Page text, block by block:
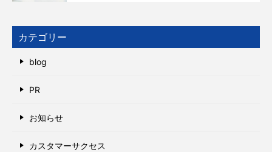
カテゴリー
blog
PR
お知らせ
カスタマーサクセス